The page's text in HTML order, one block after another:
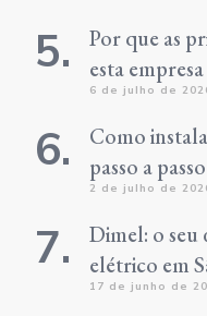
Por que as
esta
6 de julho de
Como
passo a passo
2 de julho de
Dimel: o
elétrico em
17 de junho de